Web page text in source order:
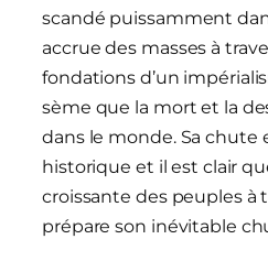
scandé puissamment
accrue des masses à
fondations d’un
sème que la mort et la
dans le monde. Sa chute
historique et il est clair
croissante des peuples à
prépare son inévitable